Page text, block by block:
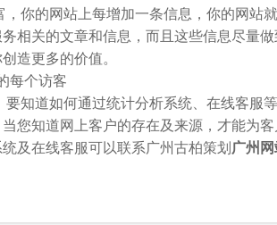
你的网站上每增加一条信息，你的网站
相关的文章和信息，而且这些信息尽量
造更多的价值。
每个访客
知道如何通过统计分析系统、在线客服
您知道网上客户的存在及来源，才能为客
及在线客服可以联系广州古柏策划 广州